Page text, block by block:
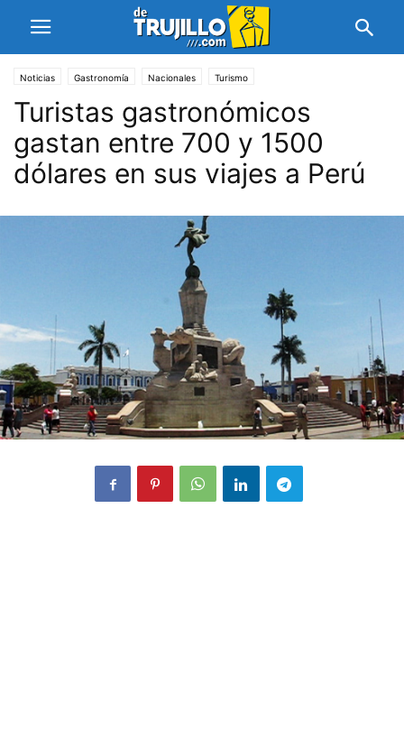
Noticias Gastronomía Nacionales Turismo
Turistas gastronómicos
gastan entre 700 y 1500
dólares en sus viajes a Perú